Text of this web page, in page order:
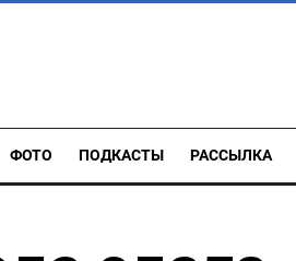
ФОТО ПОДКАСТЫ РАССЫЛКА